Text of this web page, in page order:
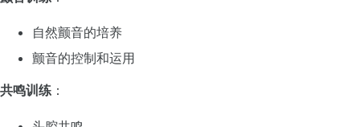
自然颤音的培养
颤音的控制和运用
共鸣训练 ：